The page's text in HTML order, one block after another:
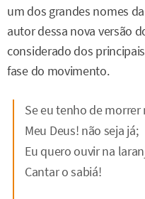
um dos grandes nomes
autor dessa nova versão
considerado dos
fase do movimento.
Se eu tenho de
Meu Deus! não seja já;
Eu quero ouvir na
Cantar o sabiá!